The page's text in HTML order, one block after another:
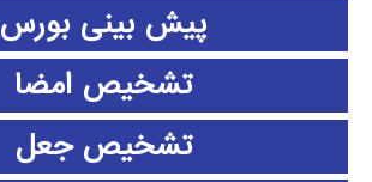
پیش بینی بورس
تشخیص امضا
تشخیص جعل